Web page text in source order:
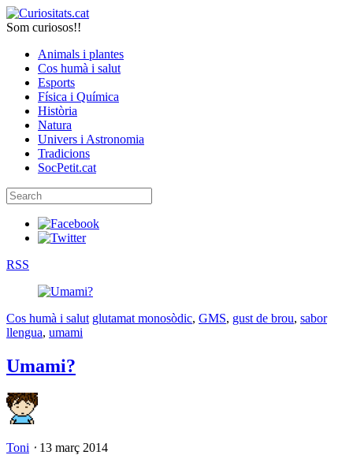
Som curiosos!!
Animals i plantes
Cos humà i salut
Esports
Física i Química
Història
Natura
Univers i Astronomia
Tradicions
SocPetit.cat
RSS
Cos humà i salut glutamat monosòdic, GMS, gust de brou, sabor
llengua, umami
Umami?
Toni ⋅ 13 març 2014